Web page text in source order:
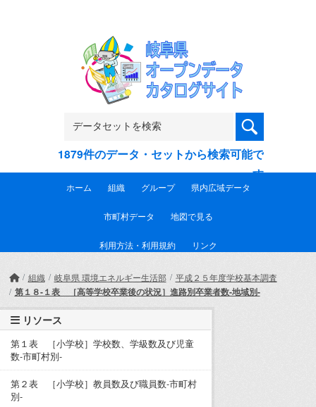
1879件のデータ・セットから検索可能で
す
ホーム 組織 グループ 県内広域データ
市町村データ 地図で見る
利用方法・利用規約 リンク
組織 岐阜県 環境エネルギー生活部 平成２５年度学校基本調査
第１８-１表 ［高等学校卒業後の状況］進路別卒業者数-地域別-
リソース
第１表 ［小学校］学校数、学級数及び児童
数-市町村別-
第２表 ［小学校］教員数及び職員数-市町村
別-